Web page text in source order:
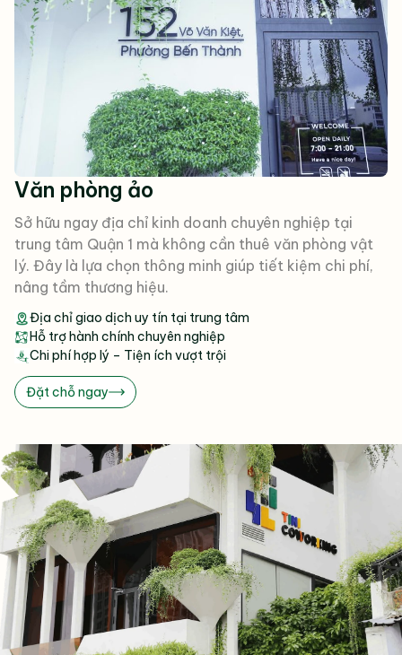
Văn phòng ảo
Sở hữu ngay địa chỉ kinh doanh chuyên nghiệp tại
trung tâm Quận 1 mà không cần thuê văn phòng vật
lý. Đây là lựa chọn thông minh giúp tiết kiệm chi phí,
nâng tầm thương hiệu.
Địa chỉ giao dịch uy tín tại trung tâm
Hỗ trợ hành chính chuyên nghiệp
Chi phí hợp lý – Tiện ích vượt trội
Đặt chỗ ngay